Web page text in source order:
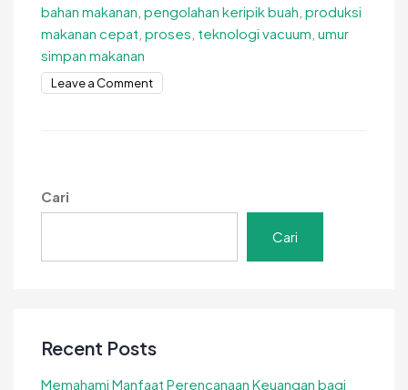
bahan makanan pengolahan keripik buah produksi
makanan cepat proses teknologi vacuum umur
simpan makanan
Leave a Commenton
Efisien
Cari
Cari
Recent Posts
Memahami Manfaat Perencanaan Keuangan bagi